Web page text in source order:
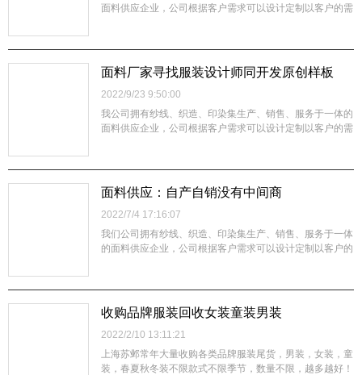
面料供应企业，公司根据客户需求可以设计定制以客户的需
供应客户，使客户放心，增强企业竞争力，是本公司的经营
宗旨。您的满意是我们的追求，欢迎来...
面料厂家寻找服装设计师同开发原创样板
2022/9/23 9:50:00
我公司拥有纱线、织造、印染集生产、销售、服务于一体的
面料供应企业，公司根据客户需求可以设计定制以客户的需
供应客户，使客户放心，增强企业竞争力，是本公司的经营
宗旨。您的满意是我们的追求，欢迎来...
面料供应：自产自销没有中间商
2022/7/4 17:16:07
我们公司拥有纱线、织造、印染集生产、销售、服务于一体
的面料供应企业，公司根据客户需求可以设计定制以客户的
定供应客户，使客户放心，增强企业竞争力，是本公司的经
营宗旨。 我们正在寻找具有电商渠...
收购品牌服装回收女装童装男装
2022/2/10 13:11:21
上海苏邺常年大量收购各类品牌服装尾货，男装，女装，童
装，春夏秋冬装不限款式不限季节，数量不限，越多越好！